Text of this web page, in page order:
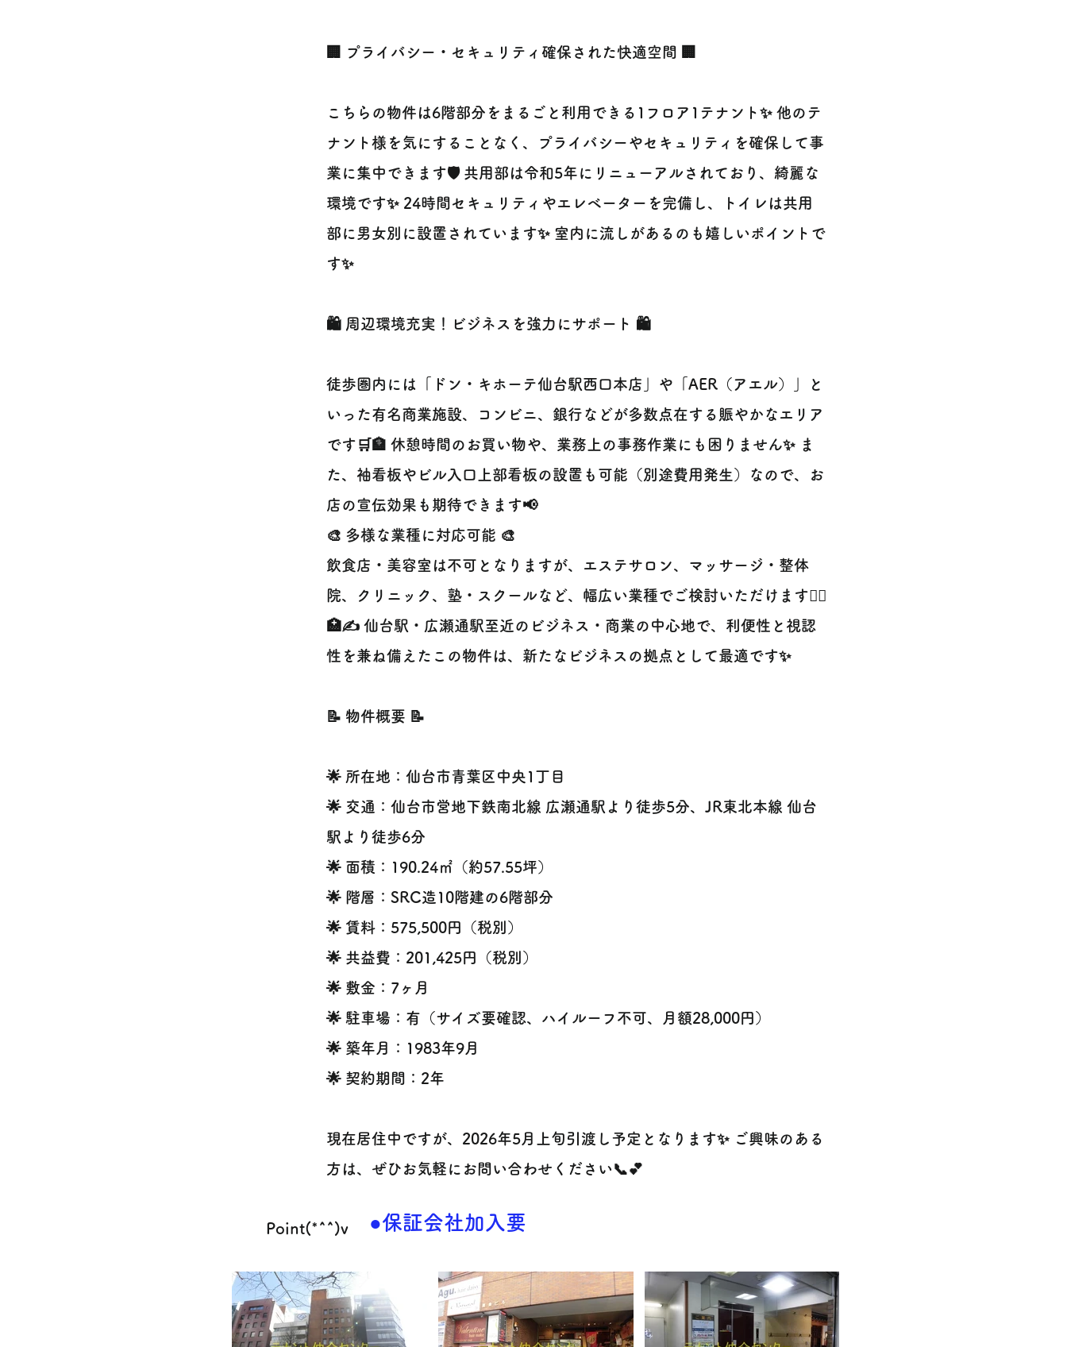
🏢 プライバシー・セキュリティ確保された快適空間 🏢
こちらの物件は6階部分をまるごと利用できる1フロア1テナント✨ 他のテ
ナント様を気にすることなく、プライバシーやセキュリティを確保して事
業に集中できます🛡️ 共用部は令和5年にリニューアルされており、綺麗な
環境です✨ 24時間セキュリティやエレベーターを完備し、トイレは共用
部に男女別に設置されています✨ 室内に流しがあるのも嬉しいポイントで
す✨
🛍️ 周辺環境充実！ビジネスを強力にサポート 🛍️
徒歩圏内には「ドン・キホーテ仙台駅西口本店」や「AER（アエル）」と
いった有名商業施設、コンビニ、銀行などが多数点在する賑やかなエリア
です🛒🏦 休憩時間のお買い物や、業務上の事務作業にも困りません✨ ま
た、袖看板やビル入口上部看板の設置も可能（別途費用発生）なので、お
店の宣伝効果も期待できます📢
🎨 多様な業種に対応可能 🎨
飲食店・美容室は不可となりますが、エステサロン、マッサージ・整体
院、クリニック、塾・スクールなど、幅広い業種でご検討いただけます💆‍♀️
🏥✍️ 仙台駅・広瀬通駅至近のビジネス・商業の中心地で、利便性と視認
性を兼ね備えたこの物件は、新たなビジネスの拠点として最適です✨
📝 物件概要 📝
🌟 所在地：仙台市青葉区中央1丁目
🌟 交通：仙台市営地下鉄南北線 広瀬通駅より徒歩5分、JR東北本線 仙台
駅より徒歩6分
🌟 面積：190.24㎡（約57.55坪）
🌟 階層：SRC造10階建の6階部分
🌟 賃料：575,500円（税別）
🌟 共益費：201,425円（税別）
🌟 敷金：7ヶ月
🌟 駐車場：有（サイズ要確認、ハイルーフ不可、月額28,000円）
🌟 築年月：1983年9月
🌟 契約期間：2年
現在居住中ですが、2026年5月上旬引渡し予定となります✨ ご興味のある
方は、ぜひお気軽にお問い合わせください📞💕
Point(*^^)v ●保証会社加入要​